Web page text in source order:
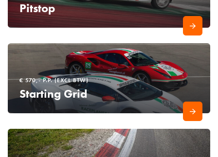
Pitstop
€ 570,- P.P. (EXCL BTW)
Starting Grid